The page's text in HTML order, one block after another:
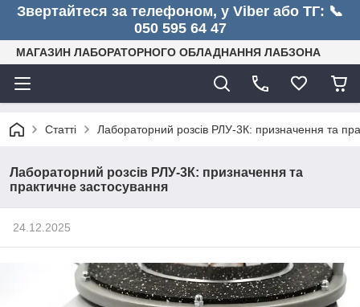
Звертайтеся за телефоном, у Viber або ТГ: 📞
050 595 64 47
МАГАЗИН ЛАБОРАТОРНОГО ОБЛАДНАННЯ ЛАБЗОНА
Статті Лабораторний розсів РЛУ-3К: призначення та
Лабораторний розсів РЛУ-3К: призначення та
практичне застосування
24.12.2025